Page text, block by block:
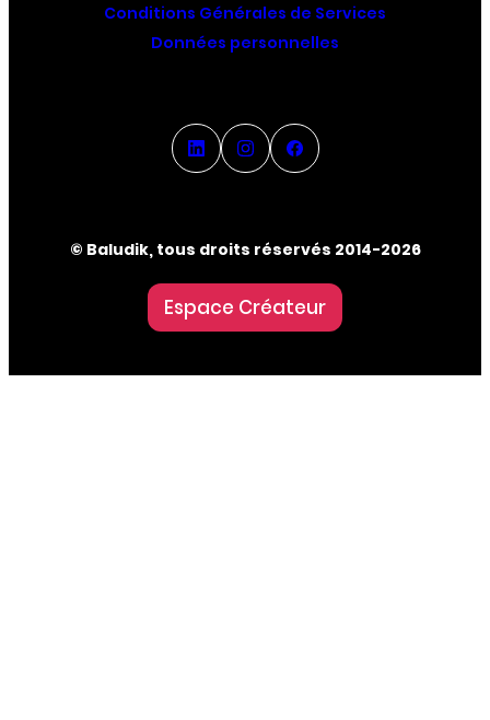
Conditions Générales de Services
Données personnelles
© Baludik, tous droits réservés 2014-2026
Espace Créateur